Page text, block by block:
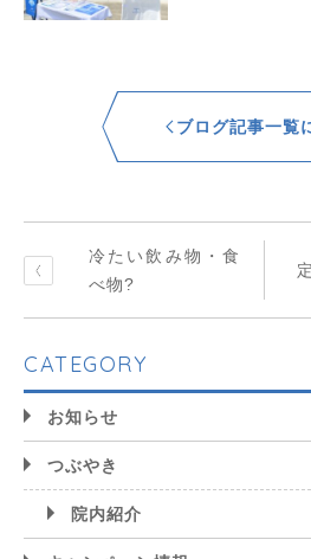
ブログ記事一覧
冷たい飲み物・食
べ物?
CATEGORY
お知らせ
つぶやき
院内紹介